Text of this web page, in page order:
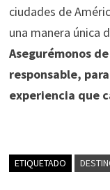
ciudades de
una manera única
Asegurémonos
responsable,
experiencia que
ETIQUETADO